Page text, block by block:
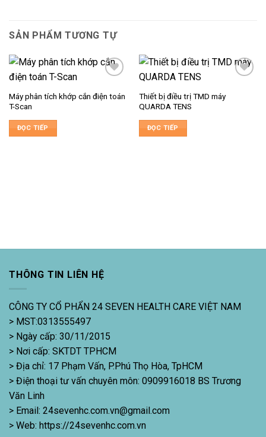
SẢN PHẨM TƯƠNG TỰ
Máy phân tích khớp cắn điện toán
T-Scan
ĐỌC TIẾP
Thiết bị điều trị TMD máy
QUARDA TENS
ĐỌC TIẾP
THÔNG TIN LIÊN HỆ
CÔNG TY CỔ PHẨN 24 SEVEN HEALTH CARE VIỆT NAM
> MST:0313555497
> Ngày cấp: 30/11/2015
> Nơi cấp: SKTDT TPHCM
> Địa chỉ: 17 Phạm Vấn, P.Phú Thọ Hòa, TpHCM
> Điện thoại tư vấn chuyên môn: 0909916018 BS Trương
Văn Linh
> Email: 24sevenhc.com.vn@gmail.com
> Web: https://24sevenhc.com.vn